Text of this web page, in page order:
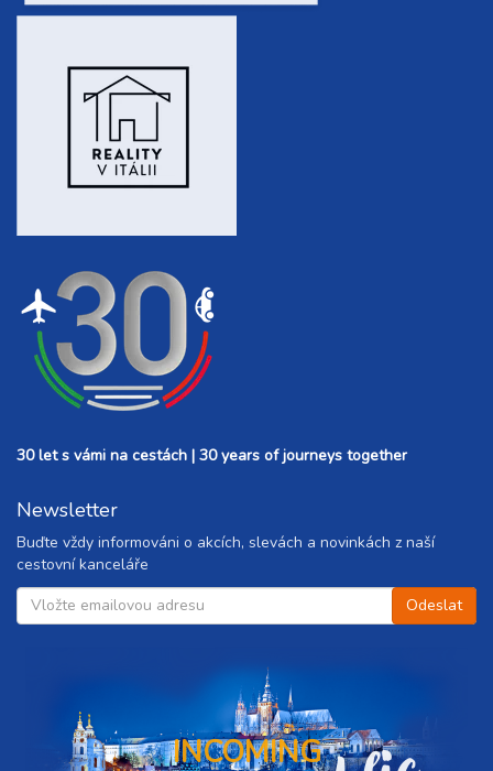
30 let s vámi na cestách | 30 years of journeys together
Newsletter
Buďte vždy informováni o akcích, slevách a novinkách z naší
cestovní kanceláře
INCOMING